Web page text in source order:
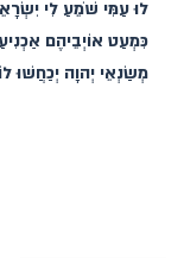
לוּ עַמִּי שֹׁמֵעַ לִי
כִּמְעַט אוֹיְבֵיהֶם
מְשַׂנְאֵי יְהוָה יְכַחֲשׁוּ